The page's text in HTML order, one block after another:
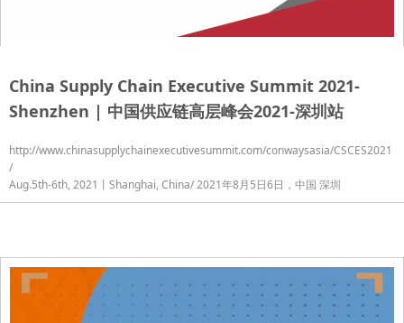
China Supply Chain Executive Summit 2021-
Shenzhen | 中国供应链高层峰会2021-深圳站
http://www.chinasupplychainexecutivesummit.com/conwaysasia/CSCES2021
/
Aug.5th-6th, 2021丨Shanghai, China/ 2021年8月5日6日，中国 深圳